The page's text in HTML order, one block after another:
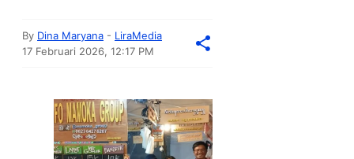
By Dina Maryana - LiraMedia
17 Februari 2026, 12:17 PM